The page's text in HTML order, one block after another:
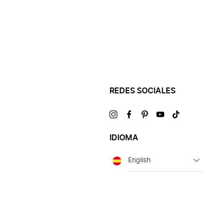
REDES SOCIALES
VisítanosVisítanosVisítanosVisítanosVisítanos
IDIOMA
Idioma